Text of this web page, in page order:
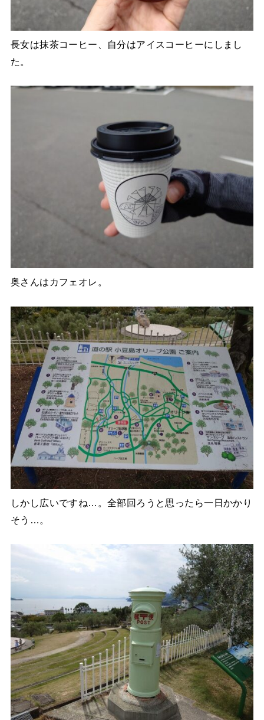
長女は抹茶コーヒー、自分はアイスコーヒーにしまし
た。
奥さんはカフェオレ。
しかし広いですね…。全部回ろうと思ったら一日かかり
そう…。